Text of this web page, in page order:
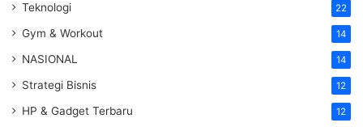
Teknologi 22
Gym & Workout 14
NASIONAL 14
Strategi Bisnis 12
HP & Gadget Terbaru 12